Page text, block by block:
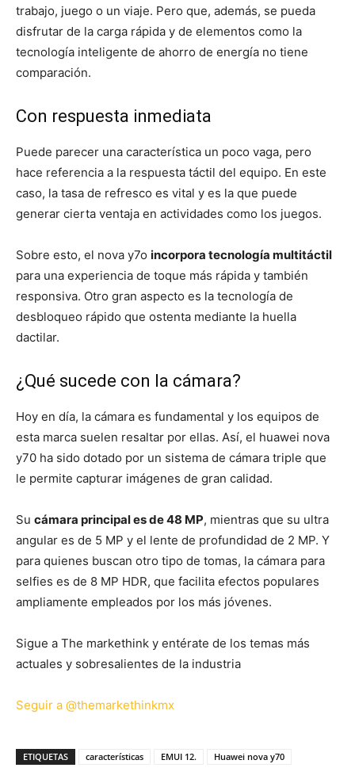
trabajo, juego o un viaje. Pero que, además, se pueda
disfrutar de la carga rápida y de elementos como la
tecnología inteligente de ahorro de energía no tiene
comparación.
Con respuesta inmediata
Puede parecer una característica un poco vaga, pero
hace referencia a la respuesta táctil del equipo. En este
caso, la tasa de refresco es vital y es la que puede
generar cierta ventaja en actividades como los juegos.
Sobre esto, el nova y7o incorpora tecnología multitáctil
para una experiencia de toque más rápida y también
responsiva. Otro gran aspecto es la tecnología de
desbloqueo rápido que ostenta mediante la huella
dactilar.
¿Qué sucede con la cámara?
Hoy en día, la cámara es fundamental y los equipos de
esta marca suelen resaltar por ellas. Así, el huawei nova
y70 ha sido dotado por un sistema de cámara triple que
le permite capturar imágenes de gran calidad.
Su cámara principal es de 48 MP, mientras que su ultra
angular es de 5 MP y el lente de profundidad de 2 MP. Y
para quienes buscan otro tipo de tomas, la cámara para
selfies es de 8 MP HDR, que facilita efectos populares
ampliamente empleados por los más jóvenes.
Sigue a The markethink y entérate de los temas más
actuales y sobresalientes de la industria
Seguir a @themarkethinkmx
ETIQUETAS características EMUI 12. Huawei nova y70